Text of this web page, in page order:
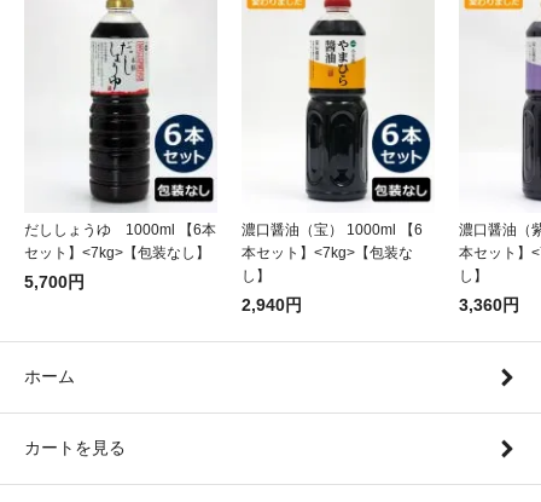
だししょうゆ 1000ml 【6本
セット】<7kg>【包装なし】
5,700円
濃口醤油（宝） 1000ml 【6
本セット】<7kg>【包装な
し】
2,940円
濃口醤油（
本セット】
し】
3,360円
ホーム
カートを見る